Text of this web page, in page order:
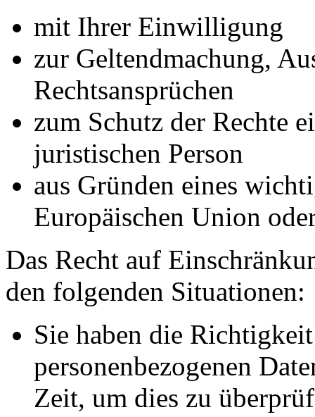
mit Ihrer Einwilligung
zur Geltendmachung,
Rechtsansprüchen
zum Schutz der Rechte
juristischen Person
aus Gründen eines
Europäischen Union
Das Recht auf
den folgenden Situationen:
Sie haben die
personenbezogenen
Zeit, um dies zu